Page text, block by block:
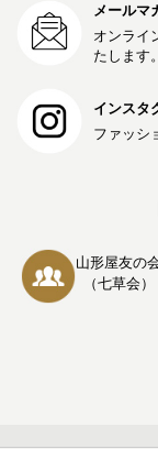
メールマ
オンライ
たします。
インスタ
ファッシ
山形屋友の
（七草会）